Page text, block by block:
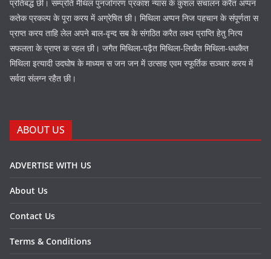
प्रतिबद्ध छी। सम्प्रति मैथिल पुनर्जागरण प्रकाश न्यास के कुशल संचालन करैत अप्पन
कतेक प्रकल्प के पूरा करय में अग्रेषित छी। मिथिला अप्पन निज पहचान के संपूर्णता स
प्राप्त करय ताहि लेल अपने बाल-वृन्द सब के संगठित करैत लक्ष्य प्राप्ति हेतु नित्य
सफलता के प्राप्त क रहल छी। जगैत मिथिला-पढ़ैत मिथिला-लिखैत मिथिला-धधकैत
मिथिला इत्यादी उदघोष के माध्यम स जन जन में उत्साह एवम स्फूर्तिक सञ्चार करय में
सर्वदा संलग्न रहैत छी।
ABOUT US
ADVERTISE WITH US
About Us
Contact Us
Terms & Conditions